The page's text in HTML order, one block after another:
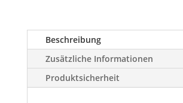
Beschreibung
Zusätzliche Informationen
Produktsicherheit